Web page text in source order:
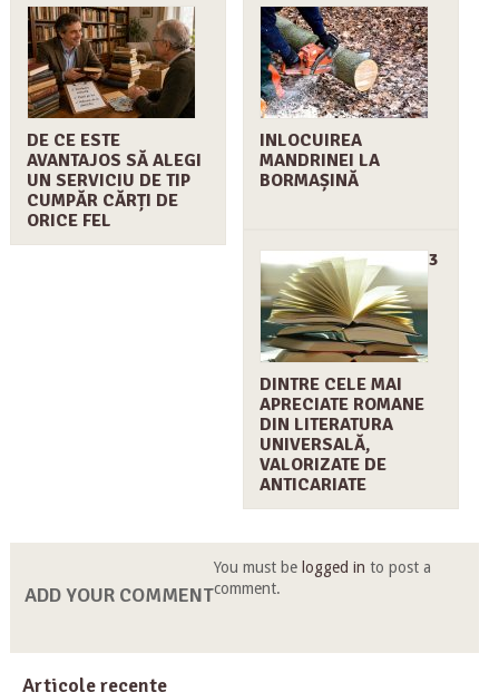
DE CE ESTE
AVANTAJOS SĂ ALEGI
UN SERVICIU DE TIP
CUMPĂR CĂRȚI DE
ORICE FEL
INLOCUIREA
MANDRINEI LA
BORMAȘINĂ
3
DINTRE CELE MAI
APRECIATE ROMANE
DIN LITERATURA
UNIVERSALĂ,
VALORIZATE DE
ANTICARIATE
ADD YOUR COMMENT
You must be logged in to post a
comment.
Articole recente